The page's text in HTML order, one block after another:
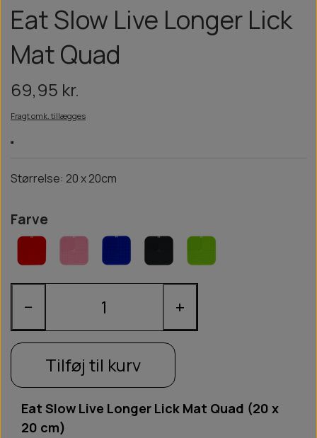
Eat Slow Live Longer Lick
Mat Quad
69,95 kr.
Fragt omk. tillægges
Størrelse: 20 x 20cm
Farve
− +
Tilføj til kurv
Eat Slow Live Longer Lick Mat Quad (20 x
20 cm)